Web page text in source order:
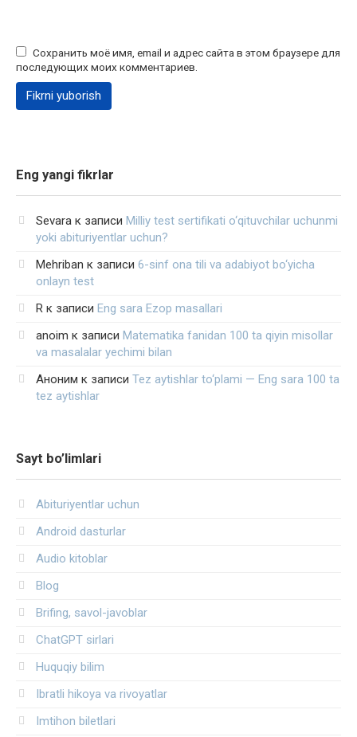
Сохранить моё имя, email и адрес сайта в этом браузере для
последующих моих комментариев.
Eng yangi fikrlar
Sevara к записи Milliy test sertifikati o‘qituvchilar uchunmi
yoki abituriyentlar uchun?
Mehriban к записи 6-sinf ona tili va adabiyot bo‘yicha
onlayn test
R к записи Eng sara Ezop masallari
anoim к записи Matematika fanidan 100 ta qiyin misollar
va masalalar yechimi bilan
Аноним к записи Tez aytishlar to‘plami — Eng sara 100 ta
tez aytishlar
Sayt bo’limlari
Abituriyentlar uchun
Android dasturlar
Audio kitoblar
Blog
Brifing, savol-javoblar
ChatGPT sirlari
Huquqiy bilim
Ibratli hikoya va rivoyatlar
Imtihon biletlari